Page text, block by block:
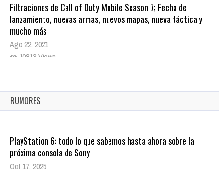
Filtraciones de Call of Duty Mobile Season 7; Fecha de
lanzamiento, nuevas armas, nuevos mapas, nueva táctica y
mucho más
Ago 22, 2021
10813 Views
La configuración de Call of Duty 2021 aparentemente ya fue
Ago 8, 2021
9995 Views
RUMORES
PlayStation 6: todo lo que sabemos hasta ahora sobre la
próxima consola de Sony
Oct 17, 2025